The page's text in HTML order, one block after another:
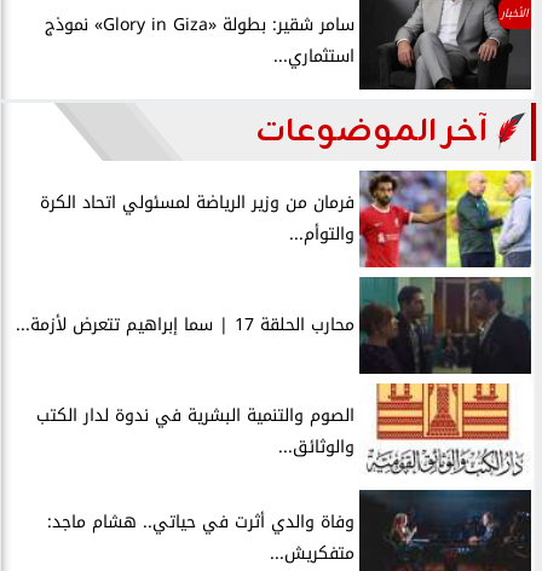
الأخبار
سامر شقير: بطولة «Glory in Giza» نموذج
استثماري...
آخر الموضوعات
فرمان من وزير الرياضة لمسئولي اتحاد الكرة
والتوأم...
محارب الحلقة 17 | سما إبراهيم تتعرض لأزمة...
الصوم والتنمية البشرية في ندوة لدار الكتب
والوثائق...
وفاة والدي أثرت في حياتي.. هشام ماجد:
متفكريش...